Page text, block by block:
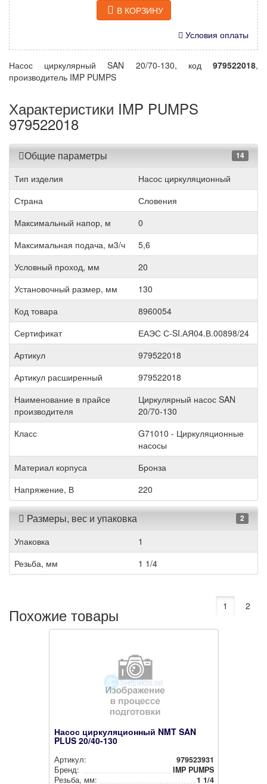
В КОРЗИНУ
Условия оплаты
Насос циркулярный SAN 20/70-130, код 979522018,
производитель IMP PUMPS
Характеристики IMP PUMPS
979522018
Общие параметры 14
Тип изделия
Насос циркуляционный
Страна
Словения
Максимальный напор, м
0
Максимальная подача, м3/ч
5,6
Условный проход, мм
20
Установочный размер, мм
130
Код товара
8960054
Сертификат
ЕАЭС С-SI.АЯ04.В.00898/24
Артикул
979522018
Артикул расширенный
979522018
Наименование в прайсе
производителя
Циркулярный насос SAN
20/70-130
Класс
G71010 - Циркуляционные
насосы
Материал корпуса
Бронза
Напряжение, В
220
Размеры, вес и упаковка 2
Упаковка
1
Резьба, мм
1 1/4
Похожие товары 1 2
Насос циркуляционный NMT SAN
PLUS 20/40-130
Артикул:
979523931
Бренд:
IMP PUMPS
Резьба, мм:
1 1/4